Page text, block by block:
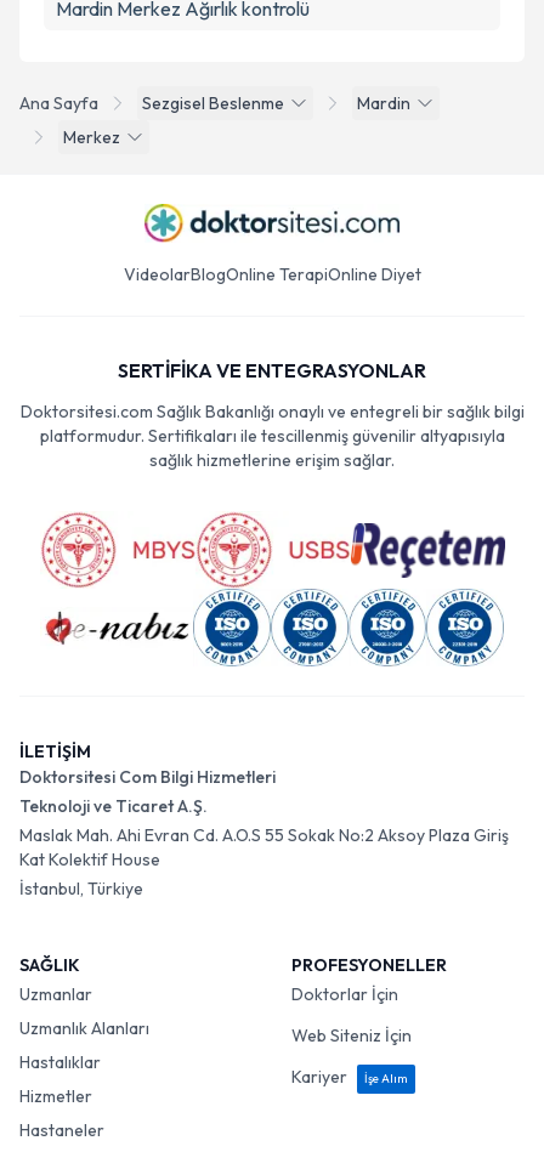
Ana Sayfa Sezgisel Beslenme
Mardin
Merkez
Mardin Merkez Ağırlık kontrolü
VideolarBlogOnline TerapiOnline Diyet
SERTİFİKA VE ENTEGRASYONLAR
Doktorsitesi.com Sağlık Bakanlığı onaylı ve entegreli bir sağlık bilgi
platformudur. Sertifikaları ile tescillenmiş güvenilir altyapısıyla
sağlık hizmetlerine erişim sağlar.
İLETİŞİM
Doktorsitesi Com Bilgi Hizmetleri
Teknoloji ve Ticaret A.Ş.
Maslak Mah. Ahi Evran Cd. A.O.S 55 Sokak No:2 Aksoy Plaza Giriş
Kat Kolektif House
İstanbul, Türkiye
SAĞLIK
Uzmanlar
Uzmanlık Alanları
Hastalıklar
Hizmetler
Hastaneler
PROFESYONELLER
Doktorlar İçin
Web Siteniz İçin
Kariyer
İşe Alım